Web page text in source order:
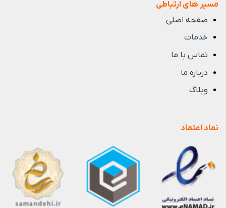
مسیر های ارتباطی
صفحه اصلی
خدمات
تماس با ما
درباره ما
وبلاگ
نماد اعتماد